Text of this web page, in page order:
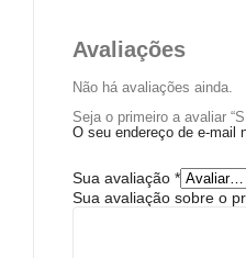
Avaliações
Não há avaliações ainda.
Seja o primeiro a avaliar
O seu endereço de e-mail
Sua avaliação *
Sua avaliação sobre o